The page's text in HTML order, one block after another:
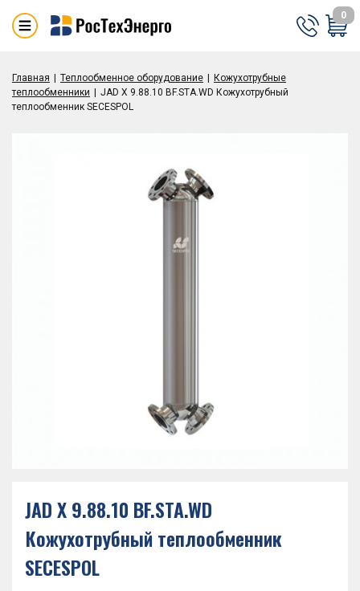
0
Главная Теплообменное оборудование
Кожухотрубные
теплообменники
JAD X 9.88.10 BF.STA.WD Кожухотрубный
теплообменник SECESPOL
JAD X 9.88.10 BF.STA.WD
Кожухотрубный теплообменник
SECESPOL